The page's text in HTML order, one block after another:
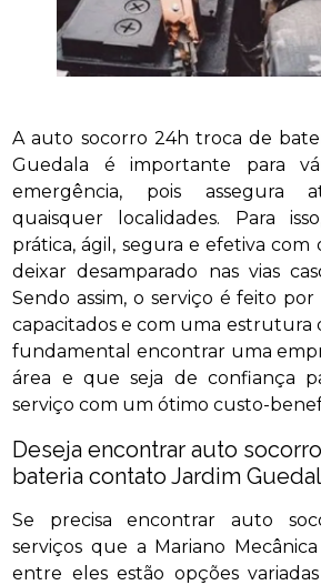
A auto socorro 24h troca de
Guedala é importante para
emergência, pois assegura
quaisquer localidades. Para
prática, ágil, segura e efetiva
deixar desamparado nas vias
Sendo assim, o serviço é feito por
capacitados e com uma estrutura
fundamental encontrar uma
área e que seja de confiança
serviço com um ótimo custo-
Deseja encontrar auto
bateria contato Jardim
Se precisa encontrar auto
serviços que a Mariano
entre eles estão opções